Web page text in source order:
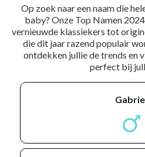
Op zoek naar een naam die
baby? Onze Top Namen
vernieuwde klassiekers tot
die dit jaar razend populair
ontdekken jullie de trends en
perfect bij